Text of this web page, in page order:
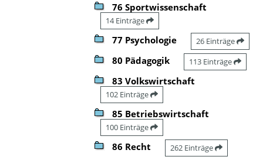
76 Sportwissenschaft
14 Einträge
77 Psychologie 26 Einträge
80 Pädagogik 113 Einträge
83 Volkswirtschaft
102 Einträge
85 Betriebswirtschaft
100 Einträge
86 Recht 262 Einträge